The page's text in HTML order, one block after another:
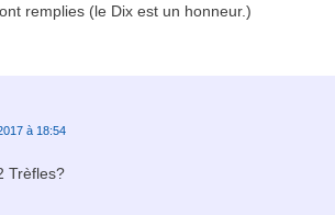
remplies (le Dix est un honneur.)
à 18:54
Trèfles?